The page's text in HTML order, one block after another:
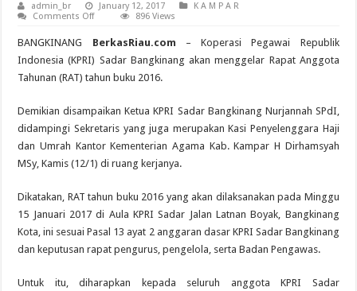
admin_br January 12, 2017
K A M P A R
Comments Offon
Sadar
Bangkinang
Akan
Gelar
RAT
896 Views
BANGKINANG BerkasRiau.com – Koperasi Pegawai Republik
Indonesia (KPRI) Sadar Bangkinang akan menggelar Rapat Anggota
Tahunan (RAT) tahun buku 2016.
Demikian disampaikan Ketua KPRI Sadar Bangkinang Nurjannah SPdI,
didampingi Sekretaris yang juga merupakan Kasi Penyelenggara Haji
dan Umrah Kantor Kementerian Agama Kab. Kampar H Dirhamsyah
MSy, Kamis (12/1) di ruang kerjanya.
Dikatakan, RAT tahun buku 2016 yang akan dilaksanakan pada Minggu
15 Januari 2017 di Aula KPRI Sadar Jalan Latnan Boyak, Bangkinang
Kota, ini sesuai Pasal 13 ayat 2 anggaran dasar KPRI Sadar Bangkinang
dan keputusan rapat pengurus, pengelola, serta Badan Pengawas.
Untuk itu, diharapkan kepada seluruh anggota KPRI Sadar